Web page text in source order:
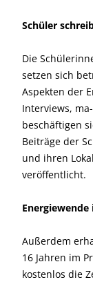
Schüler
Die
setzen sich
Aspekten der
Interviews,
beschäftigen
Beiträge der
und ihren
veröffentlicht.
Energiewende
Außerdem
16 Jahren im
kostenlos die